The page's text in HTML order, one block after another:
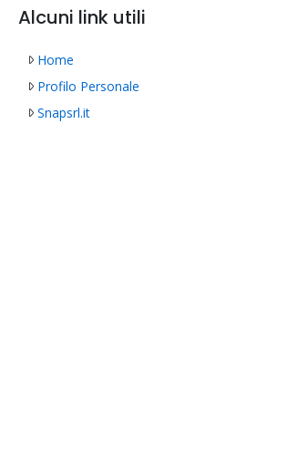
Alcuni link utili
Home
Profilo Personale
Snapsrl.it